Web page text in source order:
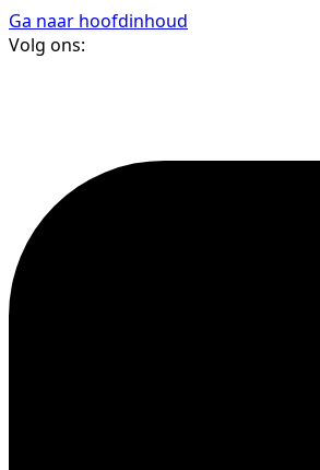
Ga naar hoofdinhoud
Volg ons: